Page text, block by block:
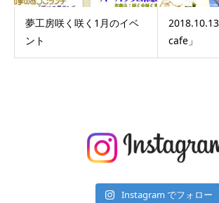
夢工房咲く咲く1月のイベ
ント
cafe」
Instagram でフォロー